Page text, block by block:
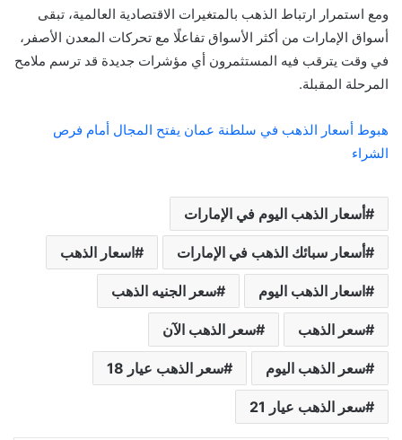
ومع استمرار ارتباط الذهب بالمتغيرات الاقتصادية العالمية، تبقى
أسواق الإمارات من أكثر الأسواق تفاعلًا مع تحركات المعدن الأصفر،
في وقت يترقب فيه المستثمرون أي مؤشرات جديدة قد ترسم ملامح
المرحلة المقبلة.
هبوط أسعار الذهب في سلطنة عمان يفتح المجال أمام فرص
الشراء
أسعار الذهب اليوم في الإمارات
أسعار سبائك الذهب في الإمارات اسعار الذهب
اسعار الذهب اليوم سعر الجنيه الذهب
سعر الذهب سعر الذهب الآن
سعر الذهب اليوم سعر الذهب عيار 18
سعر الذهب عيار 21